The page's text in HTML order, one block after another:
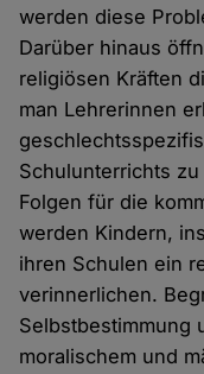
werden diese
Darüber hinaus
religiösen Kräften
man Lehrerinnen
Schulunterrichts
Folgen für die
werden Kindern,
ihren Schulen ein
verinnerlichen.
Selbstbestimmung
moralischem und